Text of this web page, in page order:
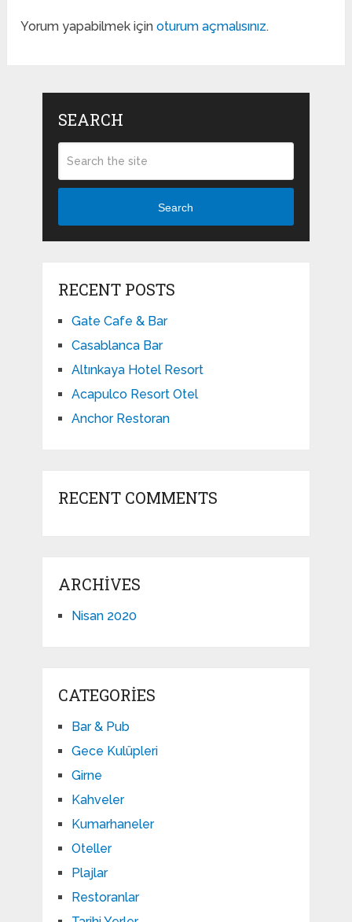
Yorum yapabilmek içinoturum açmalısınız.
SEARCH
Search
RECENT POSTS
Gate Cafe & Bar
Casablanca Bar
Altınkaya Hotel Resort
Acapulco Resort Otel
Anchor Restoran
RECENT COMMENTS
ARCHIVES
Nisan 2020
CATEGORIES
Bar & Pub
Gece Kulüpleri
Girne
Kahveler
Kumarhaneler
Oteller
Plajlar
Restoranlar